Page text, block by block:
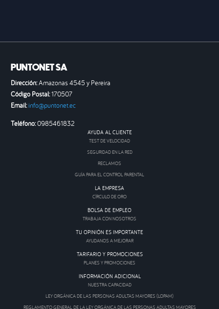
PUNTONET SA
Dirección:Amazonas 4545 y Pereira
Código Postal:170507
Email:info@puntonet.ec
Teléfono:0985461832
AYUDA AL CLIENTE
TEST DE VELOCIDAD
SEGURIDAD EN LA RED
RECLAMOS
GUÍA PARA EL CONTROL PARENTAL
LA EMPRESA
CÍRCULO DE ORO
BOLSA DE EMPLEO
TRABAJA CON NOSOTROS
TU OPINIÓN ES IMPORTANTE
AYUDANOS A MEJORAR
TARIFARIO Y PROMOCIONES
PLANES Y PROMOCIONES
INFORMACIÓN ADICIONAL
NUESTRA CAPACIDAD
LEY ORGÁNICA DE LAS PERSONAS ADULTAS MAYORES (LOPAM)
REGLAMENTO GENERAL DE LA LEY ORGÁNICA DE LAS PERSONAS ADULTAS MAYORES